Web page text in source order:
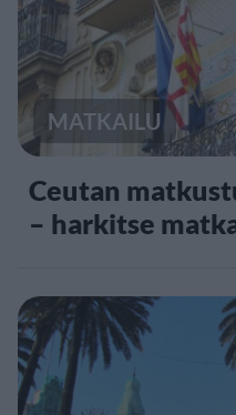
MATKAILU
Ceutan
– harkitse